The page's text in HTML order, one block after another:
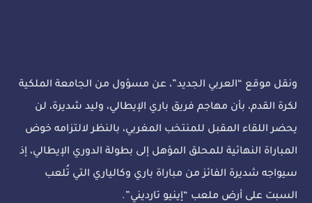
ونقل موقع “العربي الجديد”، عن مسؤول من الجامعة الملكية
لكرة القدم، بأن مهاجم فريق باري الإيطالي، وليد شديرة، لن
يحضر اللقاء المقبل للمنتخب المغربي، بالنظر لالتزامه خوض
المباراة النهائية للمحلق المؤهل إلى بطولة الدوري الإيطالي، إذ
سيواجه شديرة الفائز من مباراة باري وكالياري التي تُلعب
السبت على أرض ملعب “إينيو تارديني”.